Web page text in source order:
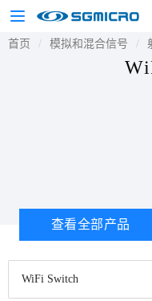
首页 模拟和混合信号
查看全部产品
WiFi Switch